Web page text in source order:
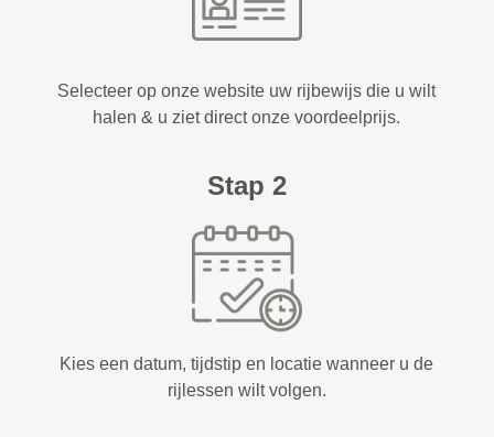
Selecteer op onze website uw rijbewijs die u wilt
halen & u ziet direct onze voordeelprijs.
Stap 2
Kies een datum, tijdstip en locatie wanneer u de
rijlessen wilt volgen.